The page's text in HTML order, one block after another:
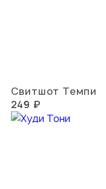
Свитшот Темпи
249 ₽